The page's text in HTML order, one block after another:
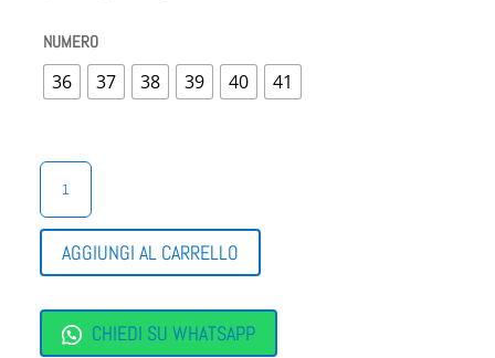
NUMERO
36 37 38 39 40 41
ZATTERONE
FASCIA
UNICA
QUANTITÀ
AGGIUNGI AL CARRELLO
CHIEDI SU WHATSAPP